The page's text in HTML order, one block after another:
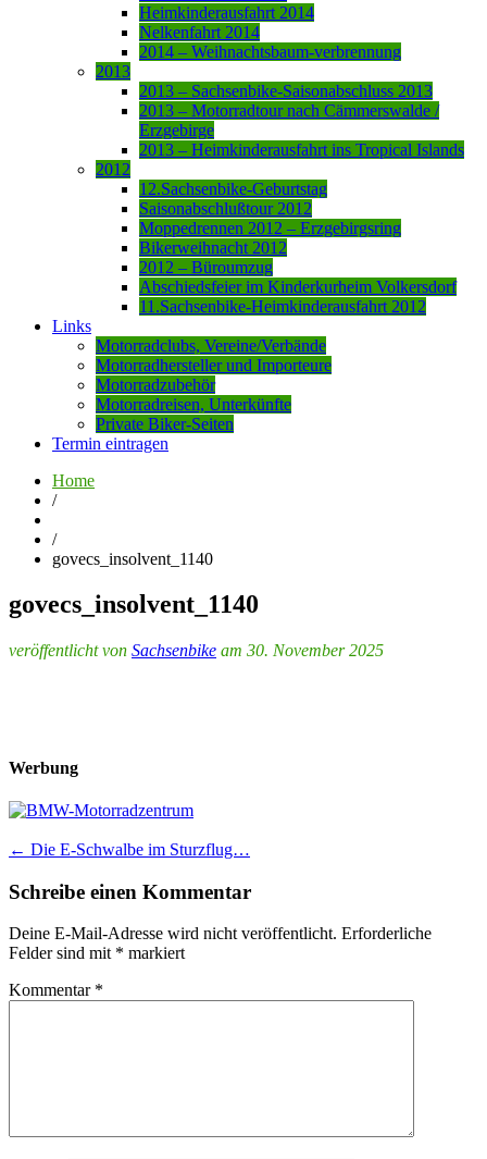
Heimkinderausfahrt 2014
Nelkenfahrt 2014
2014 – Weihnachtsbaum-verbrennung
2013
2013 – Sachsenbike-Saisonabschluss 2013
2013 – Motorradtour nach Cämmerswalde /
Erzgebirge
2013 – Heimkinderausfahrt ins Tropical Islands
2012
12.Sachsenbike-Geburtstag
Saisonabschlußtour 2012
Moppedrennen 2012 – Erzgebirgsring
Bikerweihnacht 2012
2012 – Büroumzug
Abschiedsfeier im Kinderkurheim Volkersdorf
11.Sachsenbike-Heimkinderausfahrt 2012
Links
Motorradclubs, Vereine/Verbände
Motorradhersteller und Importeure
Motorradzubehör
Motorradreisen, Unterkünfte
Private Biker-Seiten
Termin eintragen
Home
/
/
govecs_insolvent_1140
govecs_insolvent_1140
veröffentlicht von Sachsenbike am 30. November 2025
Werbung
Post
navigation
← Die E-Schwalbe im Sturzflug…
Schreibe einen Kommentar
Deine E-Mail-Adresse wird nicht veröffentlicht. Erforderliche
Felder sind mit * markiert
Kommentar *